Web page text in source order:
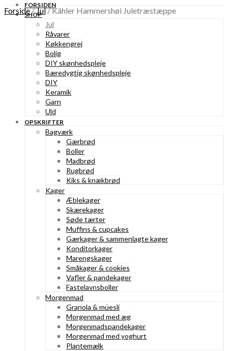
FORSIDEN
SHOP
Jul
Råvarer
Køkkengrej
Bolig
DIY skønhedspleje
Bæredygtig skønhedspleje
DIY
Keramik
Garn
Uld
OPSKRIFTER
Bagværk
Gærbrød
Boller
Madbrød
Rugbrød
Kiks & knækbrød
Kager
Æblekager
Skærekager
Søde tærter
Muffins & cupcakes
Gærkager & sammenlagte kager
Konditorkager
Marengskager
Småkager & cookies
Vafler & pandekager
Fastelavnsboller
Morgenmad
Granola & müesli
Morgenmad med æg
Morgenmadspandekager
Morgenmad med yoghurt
Plantemælk
Forside/Jul/ Kähler Hammershøi Juletræstæppe